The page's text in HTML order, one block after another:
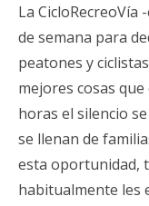
La CicloRecreoVía
de semana para
peatones y
mejores cosas
horas el silencio
se llenan de
esta oportunidad,
habitualmente les